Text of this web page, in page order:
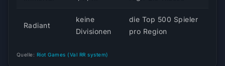
Radiant
keine
Divisionen
die Top 500 Spieler
pro Region
Quelle: Riot Games (Val RR system)